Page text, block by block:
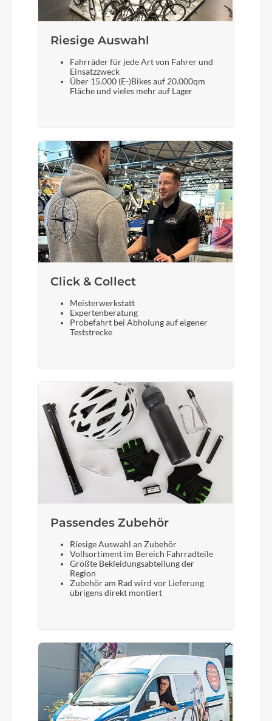
Integrated, 1-1/8" - 1-1/4"
Sattel
Gabel
55mm offset (44-54cm), 45mm offset (56-61cm)
Sattelstütze
Cannondale C1 Aero 40 Carbon V2, 0mm offset
(44-54cm), 15mm offset (56-61cm)
Riesige Auswahl
Fahrräder für jede Art von Fahrer und
Einsatzzweck
Über 15.000 (E-)Bikes auf 20.000qm
Fläche und vieles mehr auf Lager
Click & Collect
Meisterwerkstatt
Expertenberatung
Probefahrt bei Abholung auf eigener
Teststrecke
Passendes Zubehör
Riesige Auswahl an Zubehör
Vollsortiment im Bereich Fahrradteile
Größte Bekleidungsabteilung der
Region
Zubehör am Rad wird vor Lieferung
übrigens direkt montiert